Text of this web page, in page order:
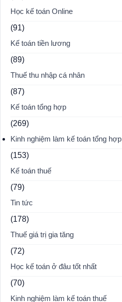
Học kế toán Online
(91)
Kế toán tiền lương
(89)
Thuế thu nhập cá nhân
(87)
Kế toán tổng hợp
(269)
Kinh nghiệm làm kế toán tổng hợp
(153)
Kế toán thuế
(79)
Tin tức
(178)
Thuế giá trị gia tăng
(72)
Học kế toán ở đâu tốt nhất
(70)
Kinh nghiệm làm kế toán thuế